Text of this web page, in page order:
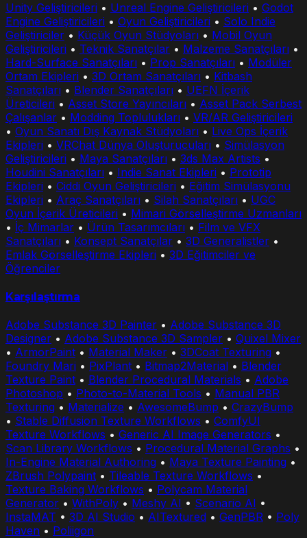
Unity Geliştiricileri • Unreal Engine Geliştiricileri • Godot
Engine Geliştiricileri • Oyun Geliştiricileri • Solo Indie
Geliştiriciler • Küçük Oyun Stüdyoları • Mobil Oyun
Geliştiricileri • Teknik Sanatçılar • Malzeme Sanatçıları •
Hard-Surface Sanatçıları • Prop Sanatçıları • Modüler
Ortam Ekipleri • 3D Ortam Sanatçıları • Kitbash
Sanatçıları • Blender Sanatçıları • UEFN İçerik
Üreticileri • Asset Store Yayıncıları • Asset Pack Serbest
Çalışanlar • Modding Toplulukları • VR/AR Geliştiricileri
• Oyun Sanatı Dış Kaynak Stüdyoları • Live Ops İçerik
Ekipleri • VRChat Dünya Oluşturucuları • Simülasyon
Geliştiricileri • Maya Sanatçıları • 3ds Max Artists •
Houdini Sanatçıları • Indie Sanat Ekipleri • Prototip
Ekipleri • Ciddi Oyun Geliştiricileri • Eğitim Simülasyonu
Ekipleri • Araç Sanatçıları • Silah Sanatçıları • UGC
Oyun İçerik Üreticileri • Mimari Görselleştirme Uzmanları
• İç Mimarlar • Ürün Tasarımcıları • Film ve VFX
Sanatçıları • Konsept Sanatçılar • 3D Generalistler •
Emlak Görselleştirme Ekipleri • 3D Eğitimciler ve
Öğrenciler
Karşılaştırma
Adobe Substance 3D Painter • Adobe Substance 3D
Designer • Adobe Substance 3D Sampler • Quixel Mixer
• ArmorPaint • Material Maker • 3DCoat Texturing •
Foundry Mari • PixPlant • Bitmap2Material • Blender
Texture Paint • Blender Procedural Materials • Adobe
Photoshop • Photo-to-Material Tools • Manual PBR
Texturing • Materialize • AwesomeBump • CrazyBump
• Stable Diffusion Texture Workflows • ComfyUI
Texture Workflows • Generic AI Image Generators •
Scan Library Workflows • Procedural Material Graphs •
In-Engine Material Authoring • Maya Texture Painting •
ZBrush Polypaint • Tileable Texture Workflows •
Texture Baking Workflows • Polycam Material
Generator • WithPoly • Meshy AI • Scenario AI •
InstaMAT • 3D AI Studio • AITextured • GenPBR • Poly
Haven • Poliigon